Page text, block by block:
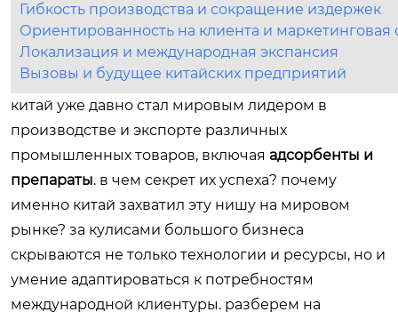
Гибкость производства и сокращение издержек
Ориентированность на клиента и маркетинговая
Локализация и международная экспансия
Вызовы и будущее китайских предприятий
китай уже давно стал мировым лидером в
производстве и экспорте различных
промышленных товаров, включая адсорбенты и
препараты. в чем секрет их успеха? почему
именно китай захватил эту нишу на мировом
рынке? за кулисами большого бизнеса
скрываются не только технологии и ресурсы, но и
умение адаптироваться к потребностям
международной клиентуры. разберем на